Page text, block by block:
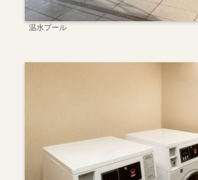
温水プール